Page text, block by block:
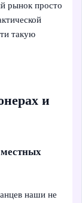
рынок просто
такую
и
наши не